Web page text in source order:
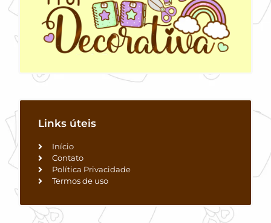
Links úteis
Início
Contato
Política Privacidade
Termos de uso